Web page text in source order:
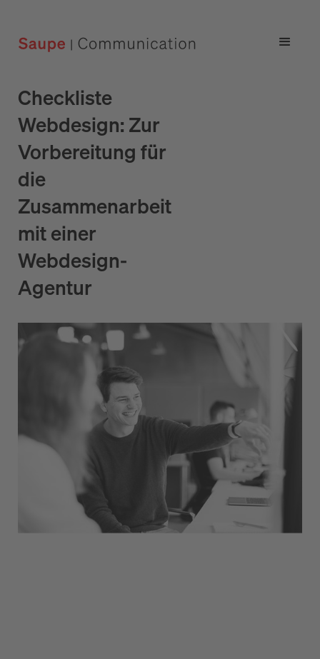
Checkliste
Webdesign: Zur
Vorbereitung für
die
Zusammenarbeit
mit einer
Webdesign-
Agentur